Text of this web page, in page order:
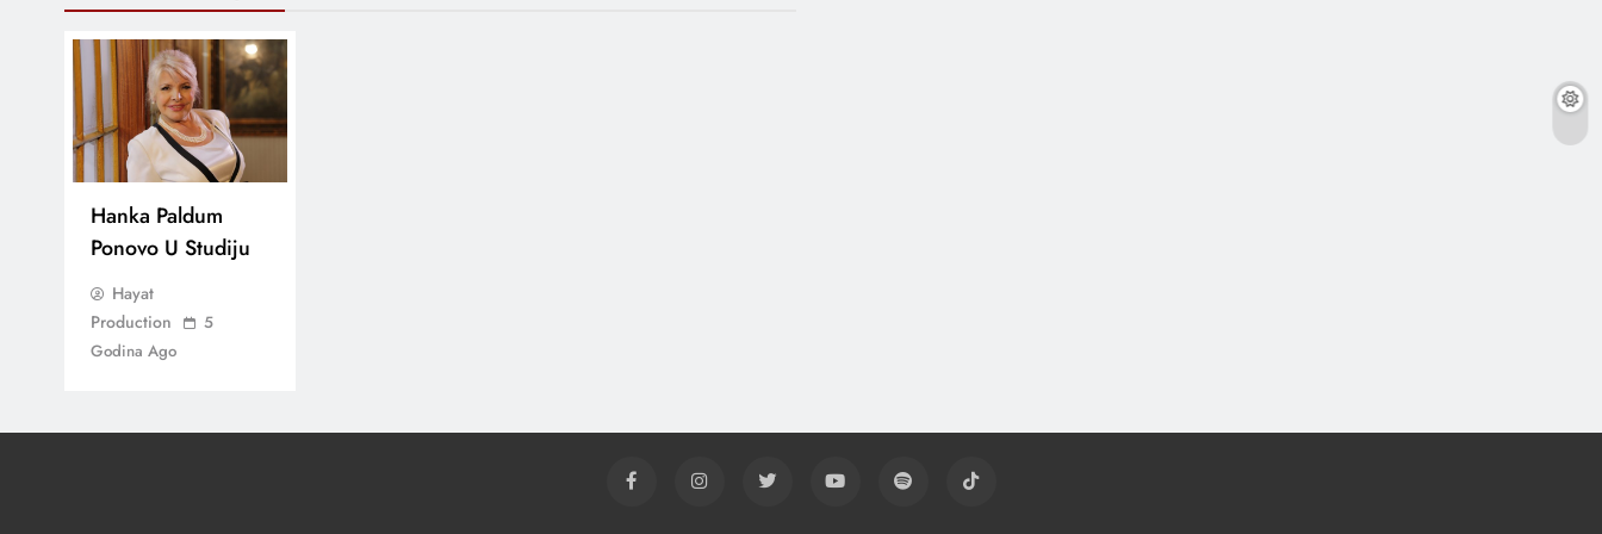
Hanka Paldum
Ponovo U Studiju
Hayat
Production
5
Godina Ago